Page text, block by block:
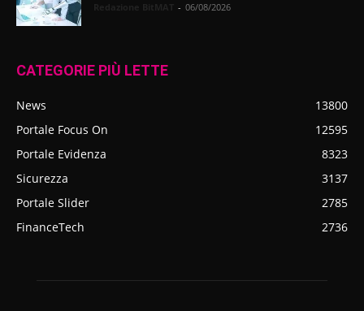
- 06/08/2026
CATEGORIE PIÙ LETTE
News
13800
Portale Focus On
12595
Portale Evidenza
8323
Sicurezza
3137
Portale Slider
2785
FinanceTech
2736